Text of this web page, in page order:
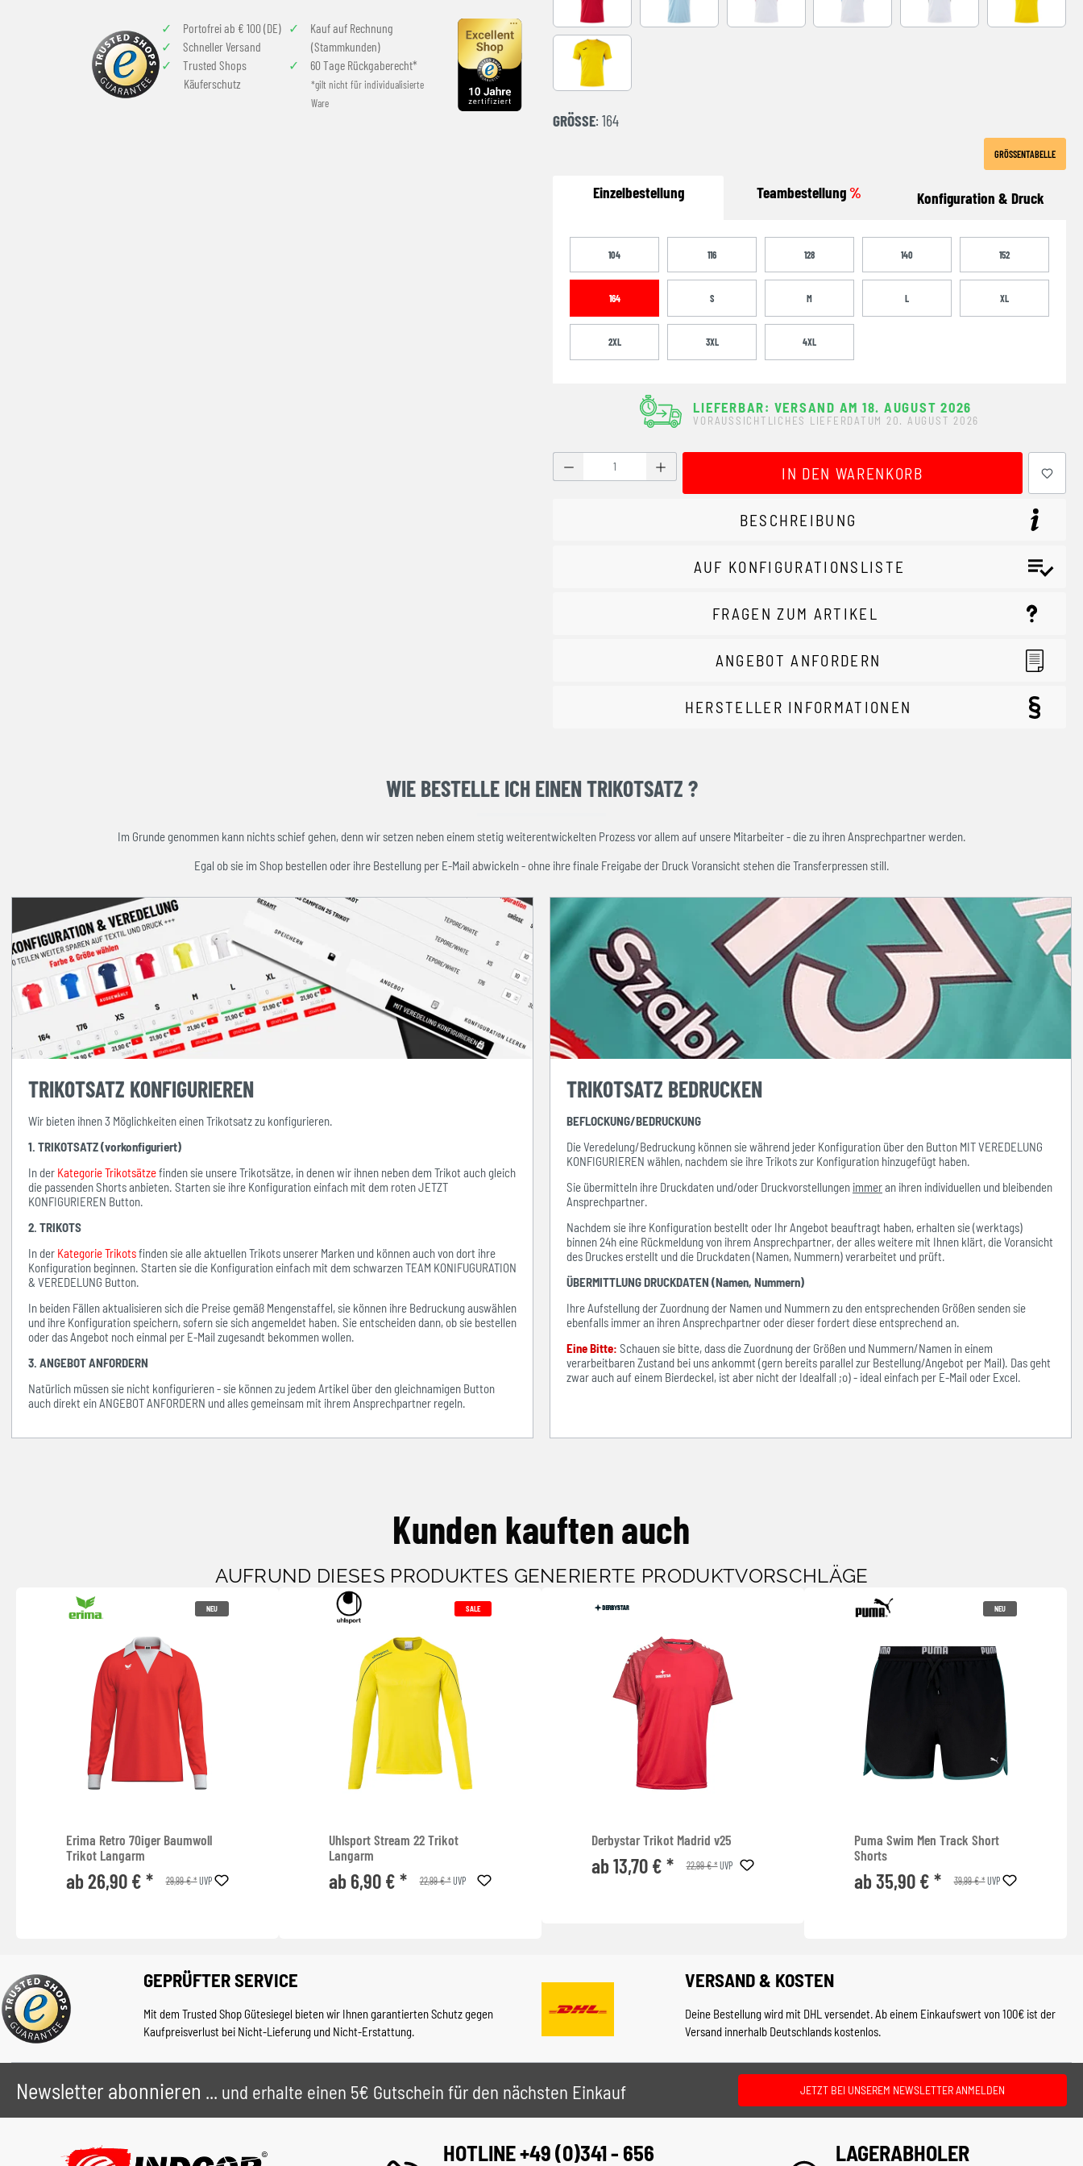
Portofrei ab € 100 (DE)
Schneller Versand
Trusted Shops
Käuferschutz
Kauf auf Rechnung
(Stammkunden)
60 Tage Rückgaberecht*
*gilt nicht für individualisierte
Ware
RED-BLACK WHITE-RED WHITE-ROYAL WHITE-BLACK YELLOW-
YELLOW-ROYAL
GRÖSSE : 164
GRÖSSENTABELLE
Einzelbestellung Teambestellung% Konfiguration & Druck
104 116 128 140 152
164 S M L XL
2XL 3XL 4XL
LIEFERBAR: VERSAND AM 18. AUGUST 2026
VORAUSSICHTLICHES LIEFERDATUM 20. AUGUST 2026
Produkt Anzahl: Gib den gewünschten Wert ein oder benutze die Schaltflächen
IN DEN WARENKORB
BESCHREIBUNG
AUF KONFIGURATIONSLISTE
FRAGEN ZUM ARTIKEL
ANGEBOT ANFORDERN
HERSTELLER INFORMATIONEN
WIE BESTELLE ICH EINEN TRIKOTSATZ ?
Im Grunde genommen kann nichts schief gehen, denn wir setzen neben einem stetig weiterentwickelten Prozess vor allem auf unsere Mitarbeiter - die zu ihren Ansprechpartner werden.
Egal ob sie im Shop bestellen oder ihre Bestellung per E-Mail abwickeln - ohne ihre finale Freigabe der Druck Voransicht stehen die Transferpressen still.
TRIKOTSATZ KONFIGURIEREN
Wir bieten ihnen 3 Möglichkeiten einen Trikotsatz zu konfigurieren.
1. TRIKOTSATZ (vorkonfiguriert)
In der Kategorie Trikotsätzefinden sie unsere Trikotsätze, in denen wir ihnen neben dem Trikot auch gleich
die passenden Shorts anbieten. Starten sie ihre Konfiguration einfach mit dem roten JETZT
KONFIGURIEREN Button.
2. TRIKOTS
In der Kategorie Trikotsfinden sie alle aktuellen Trikots unserer Marken und können auch von dort ihre
Konfiguration beginnen. Starten sie die Konfiguration einfach mit dem schwarzen TEAM KONIFUGURATION
& VEREDELUNG Button.
In beiden Fällen aktualisieren sich die Preise gemäß Mengenstaffel, sie können ihre Bedruckung auswählen
und ihre Konfiguration speichern, sofern sie sich angemeldet haben. Sie entscheiden dann, ob sie bestellen
oder das Angebot noch einmal per E-Mail zugesandt bekommen wollen.
3. ANGEBOT ANFORDERN
Natürlich müssen sie nicht konfigurieren - sie können zu jedem Artikel über den gleichnamigen Button
auch direkt ein ANGEBOT ANFORDERN und alles gemeinsam mit ihrem Ansprechpartner regeln.
TRIKOTSATZ BEDRUCKEN
BEFLOCKUNG/BEDRUCKUNG
Die Veredelung/Bedruckung können sie während jeder Konfiguration über den Button MIT VEREDELUNG
KONFIGURIEREN wählen, nachdem sie ihre Trikots zur Konfiguration hinzugefügt haben.
Sie übermitteln ihre Druckdaten und/oder Druckvorstellungen immeran ihren individuellen und bleibenden
Ansprechpartner.
Nachdem sie ihre Konfiguration bestellt oder Ihr Angebot beauftragt haben, erhalten sie (werktags)
binnen 24h eine Rückmeldung von ihrem Ansprechpartner, der alles weitere mit Ihnen klärt, die Voransicht
des Druckes erstellt und die Druckdaten (Namen, Nummern) verarbeitet und prüft.
ÜBERMITTLUNG DRUCKDATEN (Namen, Nummern)
Ihre Aufstellung der Zuordnung der Namen und Nummern zu den entsprechenden Größen senden sie
ebenfalls immer an ihren Ansprechpartner oder dieser fordert diese entsprechend an.
Eine Bitte: Schauen sie bitte, dass die Zuordnung der Größen und Nummern/Namen in einem
verarbeitbaren Zustand bei uns ankommt (gern bereits parallel zur Bestellung/Angebot per Mail). Das geht
zwar auch auf einem Bierdeckel, ist aber nicht der Idealfall ;o) - ideal einfach per E-Mail oder Excel.
Kunden kauften auch
AUFRUND DIESES PRODUKTES GENERIERTE PRODUKTVORSCHLÄGE
NEU
Erima Retro 70iger Baumwoll
Trikot Langarm
ab 26,90 € * 29,99 € *UVP
SALE
Uhlsport Stream 22 Trikot
Langarm
ab 6,90 € * 22,99 € *UVP
Derbystar Trikot Madrid v25
ab 13,70 € * 22,99 € *UVP
NEU
Puma Swim Men Track Short
Shorts
ab 35,90 € * 39,99 € *UVP
GEPRÜFTER SERVICE
Mit dem Trusted Shop Gütesiegel bieten wir Ihnen garantierten Schutz gegen
Kaufpreisverlust bei Nicht-Lieferung und Nicht-Erstattung.
VERSAND & KOSTEN
Deine Bestellung wird mit DHL versendet. Ab einem Einkaufswert von 100€ ist der
Versand innerhalb Deutschlands kostenlos.
Newsletter abonnieren ... und erhalte einen 5€ Gutschein für den nächsten Einkauf JETZT BEI UNSEREM NEWSLETTER ANMELDEN
HOTLINE +49 (0)341 - 656
LAGERABHOLER